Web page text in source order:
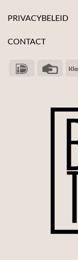
PRIVACYBELEID
CONTACT